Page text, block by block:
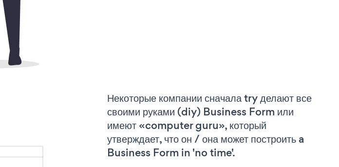
Некоторые компании сначала try делают все
своими руками (diy) Business Form или
имеют «computer guru», который
утверждает, что он / она может построить a
Business Form in 'no time'.